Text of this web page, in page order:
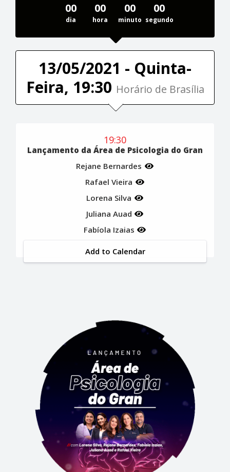
00
dia
00
hora
00
minuto
00
segundo
13/05/2021 - Quinta-
Feira, 19:30 Horário de Brasília
19:30
Lançamento da Área de Psicologia do Gran
Rejane Bernardes
Rafael Vieira
Lorena Silva
Juliana Auad
Fabíola Izaias
Add to Calendar